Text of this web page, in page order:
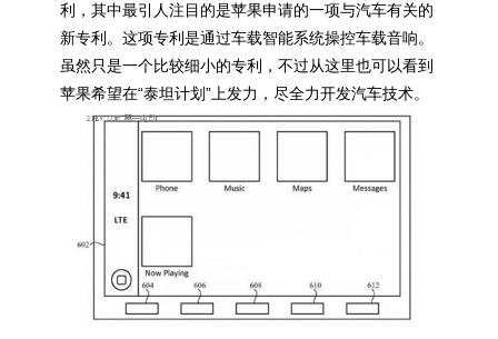
利，其中最引人注目的是苹果申请的一项与汽车有关的
新专利。这项专利是通过车载智能系统操控车载音响。
虽然只是一个比较细小的专利，不过从这里也可以看到
苹果希望在“泰坦计划”上发力，尽全力开发汽车技术。